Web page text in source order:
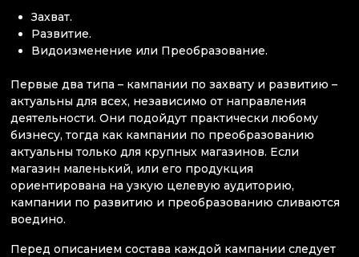
Захват.
Развитие.
Видоизменение или Преобразование.
Первые два типа – кампании по захвату и развитию –
актуальны для всех, независимо от направления
деятельности. Они подойдут практически любому
бизнесу, тогда как кампании по преобразованию
актуальны только для крупных магазинов. Если
магазин маленький, или его продукция
ориентирована на узкую целевую аудиторию,
кампании по развитию и преобразованию сливаются
воедино.
Перед описанием состава каждой кампании следует